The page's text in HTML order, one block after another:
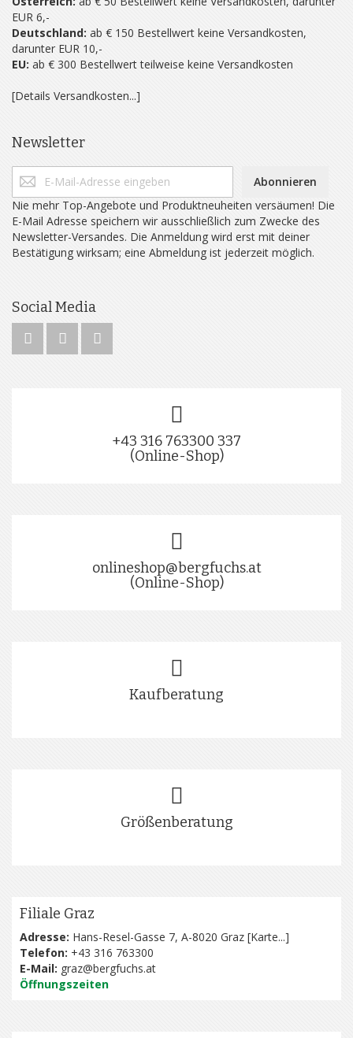
EUR 6,-
Deutschland: ab € 150 Bestellwert keine Versandkosten,
darunter EUR 10,-
EU: ab € 300 Bestellwert teilweise keine Versandkosten
[Details Versandkosten...]
Newsletter
Abonnieren
Nie mehr Top-Angebote und Produktneuheiten versäumen! Die
E-Mail Adresse speichern wir ausschließlich zum Zwecke des
Newsletter-Versandes. Die Anmeldung wird erst mit deiner
Bestätigung wirksam; eine Abmeldung ist jederzeit möglich.
Social Media
+43 316 763300 337
(Online-Shop)
onlineshop@bergfuchs.at
(Online-Shop)
Kaufberatung
Größenberatung
Filiale Graz
Adresse: Hans-Resel-Gasse 7, A-8020 Graz [Karte...]
Telefon: +43 316 763300
E-Mail: graz@bergfuchs.at
Öffnungszeiten